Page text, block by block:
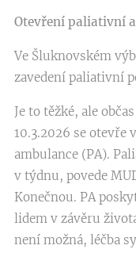
Otevření paliativní
Ve Šluknovském
zavedení paliativní
Je to těžké, ale
10.3.2026 se
ambulance (PA).
v týdnu, povede
Konečnou. PA
lidem v závěru
není možná, léčba